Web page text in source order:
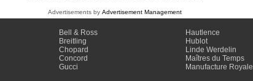
Advertisements by Advertisement Management
Bell & Ross
Breitling
Chopard
Concord
Gucci
Hautlence
Hublot
Linde Werdelin
Maîtres du Temps
Manufacture Royale